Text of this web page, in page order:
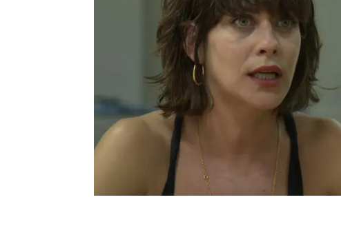
pasado de ser el motor de su
Envidiosa, insegura y
soñadora. Su carácter
ataque de furia de
María León